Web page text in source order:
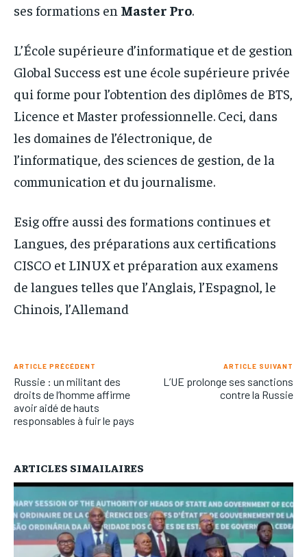
ses formations en Master Pro.
L’École supérieure d’informatique et de gestion
Global Success est une école supérieure privée
qui forme pour l’obtention des diplômes de BTS,
Licence et Master professionnelle. Ceci, dans
les domaines de l’électronique, de
l’informatique, des sciences de gestion, de la
communication et du journalisme.
Esig offre aussi des formations continues et
Langues, des préparations aux certifications
CISCO et LINUX et préparation aux examens
de langues telles que l’Anglais, l’Espagnol, le
Chinois, l’Allemand
ARTICLE PRÉCÉDENT
Russie : un militant des
droits de l’homme affirme
avoir aidé de hauts
responsables à fuir le pays
ARTICLE SUIVANT
L’UE prolonge ses sanctions
contre la Russie
ARTICLES SIMAILAIRES